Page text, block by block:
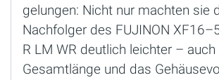
gelungen: Nicht nur machten sie
Nachfolger des FUJINON
R LM WR deutlich leichter – auch
Gesamtlänge und das